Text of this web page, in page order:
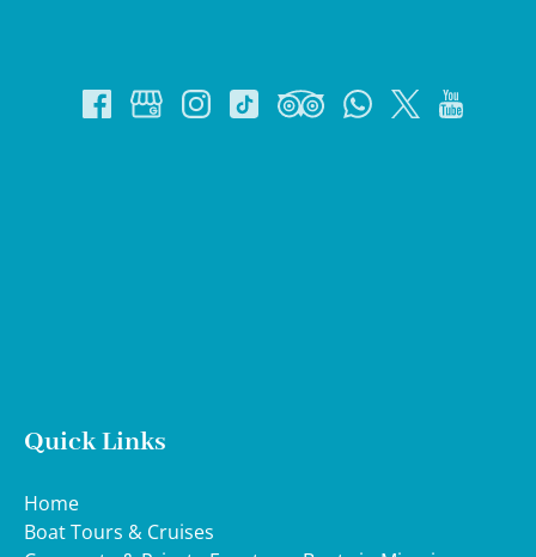
Quick Links
Home
Boat Tours & Cruises